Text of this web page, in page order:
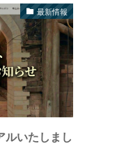
最新情報
ルいたしまし